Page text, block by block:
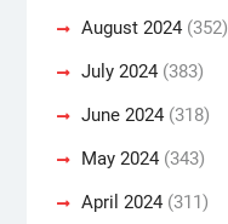
August 2024(352)
July 2024(383)
June 2024(318)
May 2024(343)
April 2024(311)